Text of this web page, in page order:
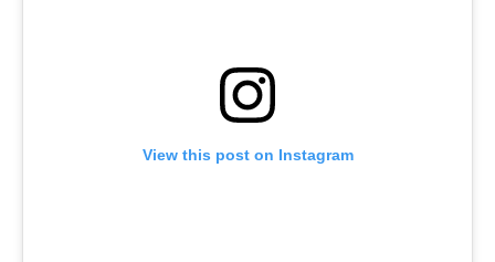
View this post on Instagram